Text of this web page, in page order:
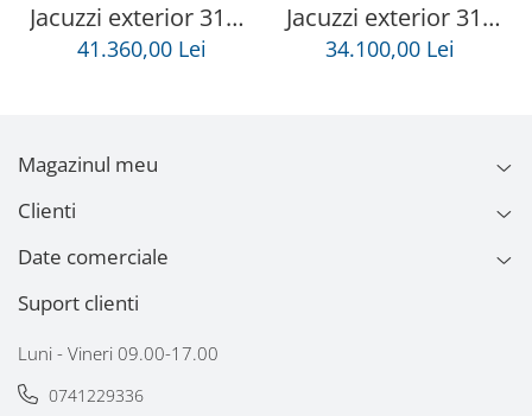
Jacuzzi exterior 313A
Gecko, Storm Grey,
41.360,00 Lei
Jacuzzi exterior 319
Gecko, Alb perlat, 6
34.100,00 Lei
Magazinul meu
Clienti
Date comerciale
Suport clienti
Luni - Vineri 09.00-17.00
0741229336